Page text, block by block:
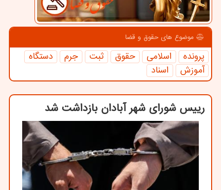
موضوع های حقوق و قضا
پرونده اسلامی حقوق ثبت جرم
دستگاه
آموزش
اسناد
رییس شورای شهر آبادان بازداشت شد